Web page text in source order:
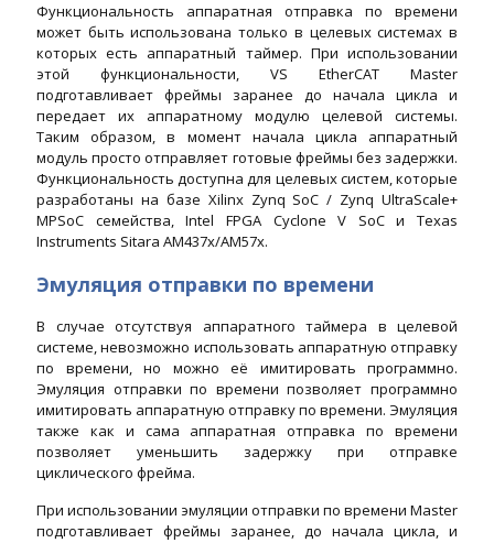
Функциональность аппаратная отправка по времени
может быть использована только в целевых системах в
которых есть аппаратный таймер. При использовании
этой функциональности, VS EtherCAT Master
подготавливает фреймы заранее до начала цикла и
передает их аппаратному модулю целевой системы.
Таким образом, в момент начала цикла аппаратный
модуль просто отправляет готовые фреймы без задержки.
Функциональность доступна для целевых систем, которые
разработаны на базе Xilinx Zynq SoC / Zynq UltraScale+
MPSoC семейства, Intel FPGA Cyclone V SoC и Texas
Instruments Sitara AM437x/AM57x.
Эмуляция отправки по времени
В случае отсутствуя аппаратного таймера в целевой
системе, невозможно использовать аппаратную отправку
по времени, но можно её имитировать программно.
Эмуляция отправки по времени позволяет программно
имитировать аппаратную отправку по времени. Эмуляция
также как и сама аппаратная отправка по времени
позволяет уменьшить задержку при отправке
циклического фрейма.
При использовании эмуляции отправки по времени Master
подготавливает фреймы заранее, до начала цикла, и